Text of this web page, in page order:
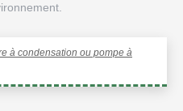
à condensation ou pompe à